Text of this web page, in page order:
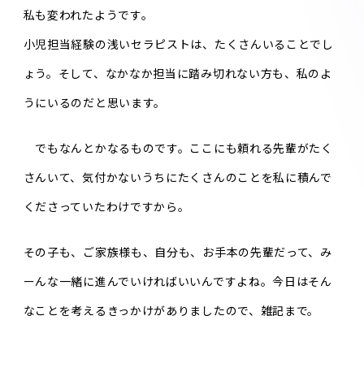
私も変われたようです。
小児担当経験の浅いセラピストは、たくさんいることでし
ょう。そして、なかなか担当に踏み切れない方も、私のよ
うにいるのだと思います。
でもなんとかなるものです。ここにも頼れる先輩がたく
さんいて、気付かないうちにたくさんのことを私に積んで
くださっていたわけですから。
その子も、ご家族様も、自分も、お手本の先輩だって、み
ーんな一緒に進んでいければいいんですよね。今日はそん
なことを考えるきっかけがありましたので、雑記まで。